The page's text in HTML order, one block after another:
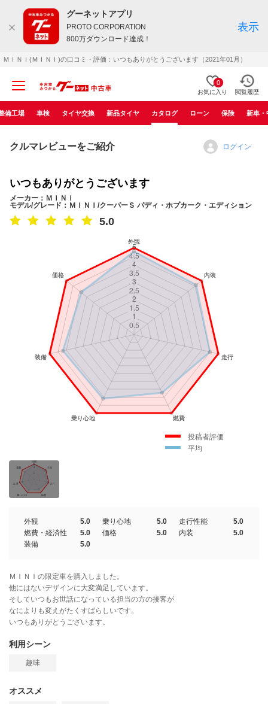
グーネットアプリ
PROTO CORPORATION
800万ダウンロード達成！
表示
ＭＩＮＩ(ＭＩＮＩ)の口コミ・評価：いつもありがとうございます（2021年01月）
0
お気に入り 閲覧履歴
備工場 車検 タイヤ交換 新品タイヤ カタログ ローン 保険 新車・
クルマレビューをご紹介 ログイン
いつもありがとうございます
メーカー：ＭＩＮＩ
モデル/グレード：ＭＩＮＩ/クーパーＳ パディ・ホプカーク・エディション
5.0
投稿者評価
平均
外観 5.0 乗り心地 5.0 走行性能
5.0
燃費・経済性
5.0 価格 5.0 内装
5.0
装備
5.0
ＭＩＮＩの限定車を購入しました。
他にはないデザインに大変満足しています。
そしていつもお世話になっている担当の方の接客が
なによりも変えがたくすばらしいです。
いつもありがとうございます。
利用シーン
趣味
オススメ